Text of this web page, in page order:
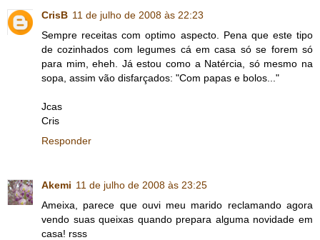
CrisB 11 de julho de 2008 às 22:23
Sempre receitas com optimo aspecto. Pena que este tipo
de cozinhados com legumes cá em casa só se forem só
para mim, eheh. Já estou como a Natércia, só mesmo na
sopa, assim vão disfarçados: "Com papas e bolos..."
Jcas
Cris
Responder
Akemi 11 de julho de 2008 às 23:25
Ameixa, parece que ouvi meu marido reclamando agora
vendo suas queixas quando prepara alguma novidade em
casa! rsss